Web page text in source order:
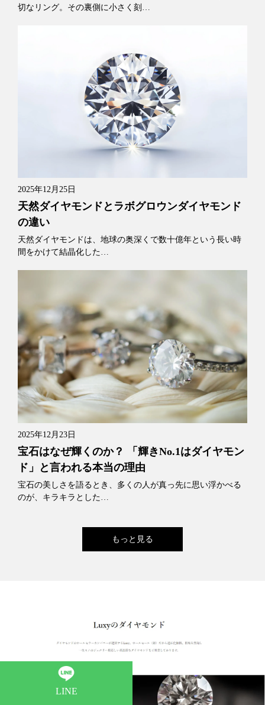
切なリング。その裏側に小さく刻…
2025年12月25日
天然ダイヤモンドとラボグロウンダイヤモンド
の違い
天然ダイヤモンドは、地球の奥深くで数十億年という長い時
間をかけて結晶化した…
2025年12月23日
宝石はなぜ輝くのか？ 「輝きNo.1はダイヤモン
ド」と言われる本当の理由
宝石の美しさを語るとき、多くの人が真っ先に思い浮かべる
のが、キラキラとした…
もっと見る
LINE